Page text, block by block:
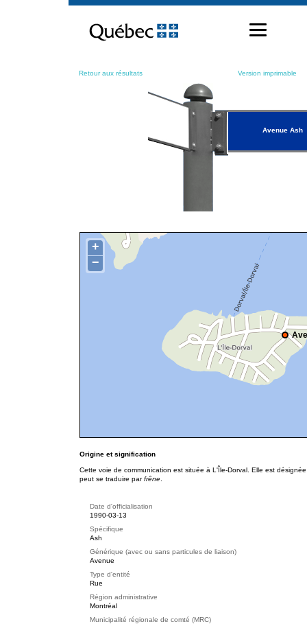
contenu
Retour aux résultats Version imprimable
Avenue Ash
+
−
Origine et signification
Cette voie de communication est située à L'Île-Dorval. Elle est
peut se traduire parfrêne
Date d'officialisation
1990-03-13
Spécifique
Ash
Générique (avec ou sans particules de liaison)
Avenue
Type d'entité
Rue
Région administrative
Montréal
Municipalité régionale de comté (MRC)